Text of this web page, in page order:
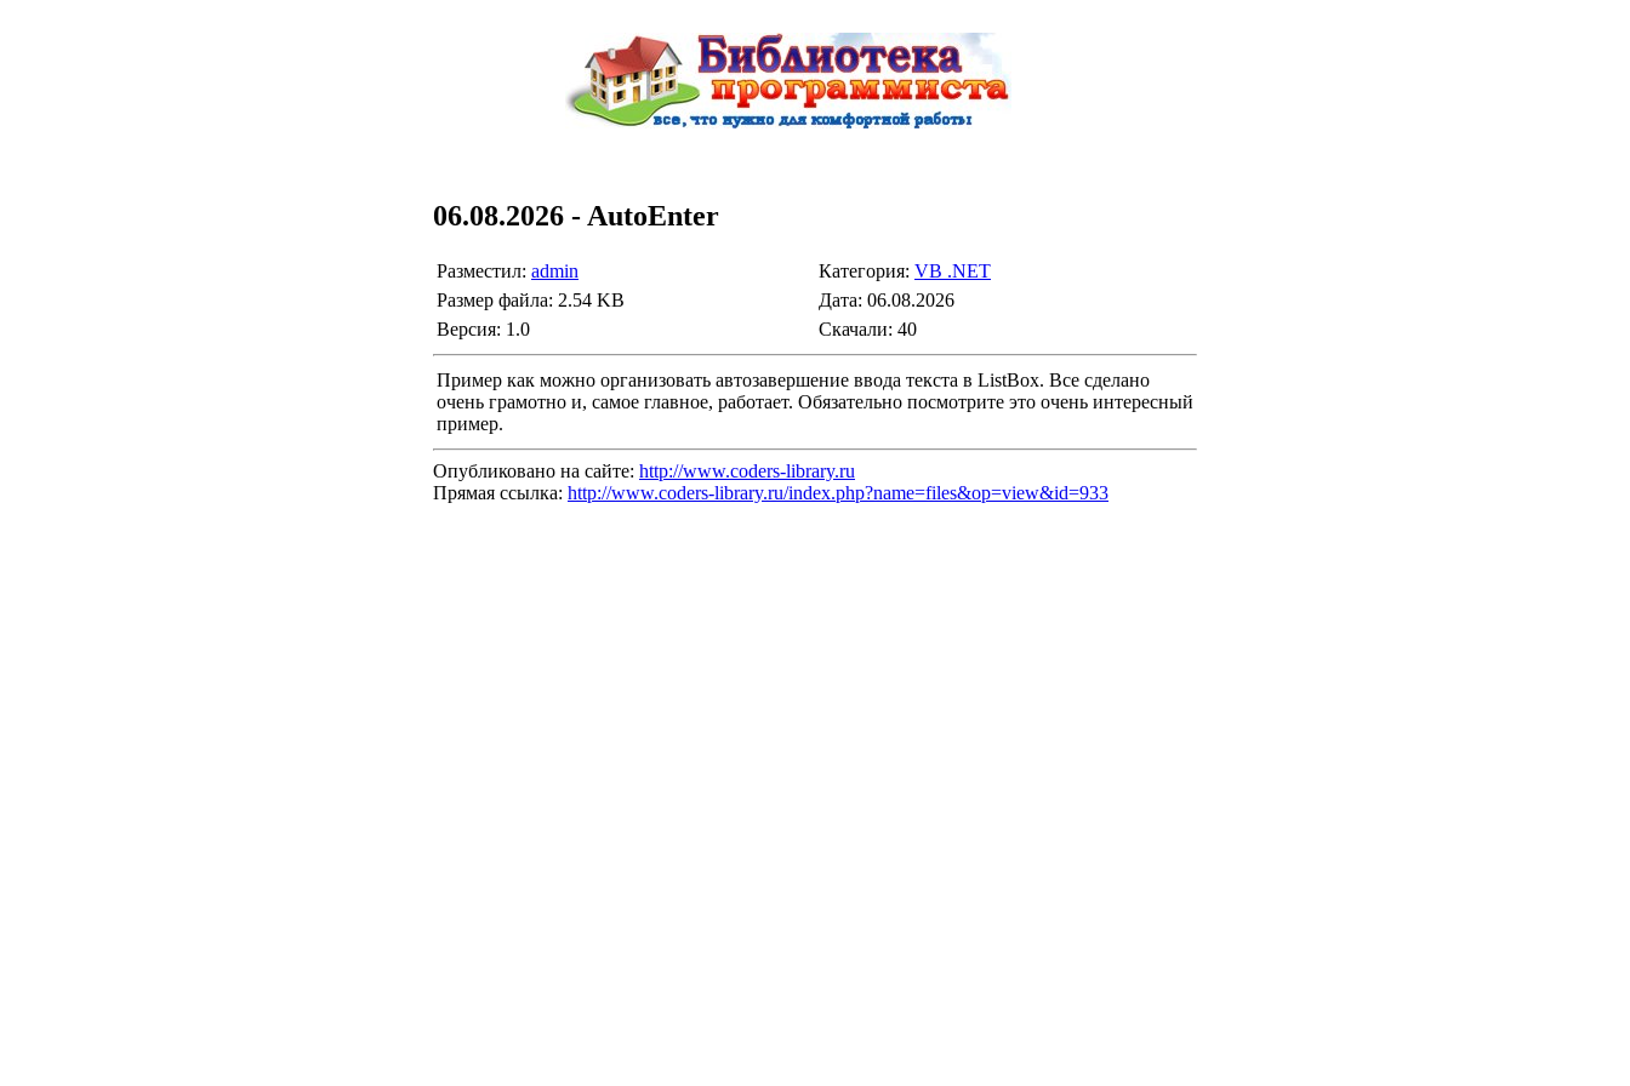
06.08.2026 - AutoEnter
Разместил: admin Категория: VB .NET
Размер файла: 2.54 KB
Дата: 06.08.2026
Версия: 1.0
Скачали: 40
Пример как можно организовать автозавершение ввода текста в ListBox. Все сделано
очень грамотно и, самое главное, работает. Обязательно посмотрите это очень интересный
пример.
Опубликовано на сайте: http://www.coders-library.ru
Прямая ссылка: http://www.coders-library.ru/index.php?name=files&op=view&id=933